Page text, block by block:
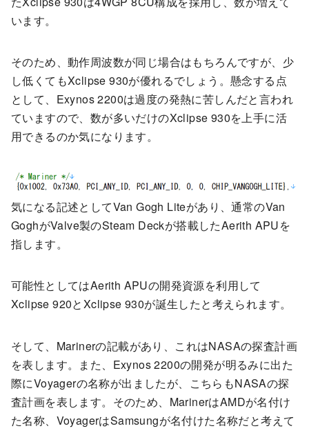
います。
そのため、動作周波数が同じ場合はもちろんですが、少
し低くてもXclipse 930が優れるでしょう。懸念する点
として、Exynos 2200は過度の発熱に苦しんだと言われ
ていますので、数が多いだけのXclipse 930を上手に活
用できるのか気になります。
気になる記述としてVan Gogh Liteがあり、通常のVan
GoghがValve製のSteam Deckが搭載したAerith APUを
指します。
可能性としてはAerith APUの開発資源を利用して
Xclipse 920とXclipse 930が誕生したと考えられます。
そして、Marinerの記載があり、これはNASAの探査計画
を表します。また、Exynos 2200の開発が明るみに出た
際にVoyagerの名称が出ましたが、こちらもNASAの探
査計画を表します。そのため、MarinerはAMDが名付け
た名称、VoyagerはSamsungが名付けた名称だと考えて